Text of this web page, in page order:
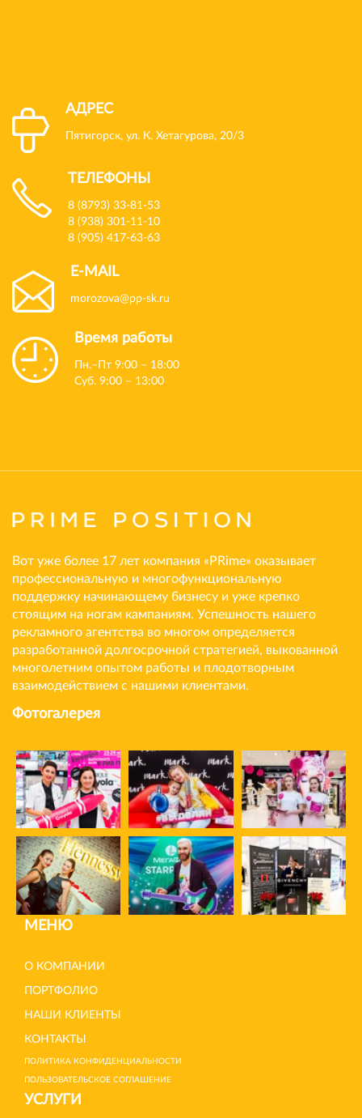
АДРЕС
Пятигорск, ул. К. Хетагурова, 20/3
ТЕЛЕФОНЫ
8 (8793) 33-81-53
8 (938) 301-11-10
8 (905) 417-63-63
E-MAIL
morozova@pp-sk.ru
Время работы
Пн.–Пт 9:00 – 18:00
Суб. 9:00 – 13:00
Вот уже более 17 лет компания «PRime» оказывает
профессиональную и многофункциональную
поддержку начинающему бизнесу и уже крепко
стоящим на ногам кампаниям. Успешность нашего
рекламного агентства во многом определяется
разработанной долгосрочной стратегией, выкованной
многолетним опытом работы и плодотворным
взаимодействием с нашими клиентами.
Фотогалерея
МЕНЮ
О КОМПАНИИ
ПОРТФОЛИО
НАШИ КЛИЕНТЫ
КОНТАКТЫ
ПОЛИТИКА КОНФИДЕНЦИАЛЬНОСТИ
ПОЛЬЗОВАТЕЛЬСКОЕ СОГЛАШЕНИЕ
УСЛУГИ